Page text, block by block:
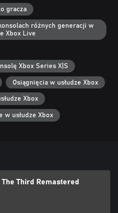
gracza
różnych generacji w
Xbox Live
Xbox Series X|S
Osiągnięcia w usłudze Xbox
Xbox
w usłudze Xbox
The Third Remastered